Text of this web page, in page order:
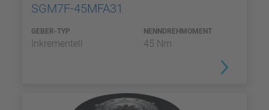
SGM7F-45MFA31
GEBER-TYP
Inkrementell
NENNDREHMOMENT
45 Nm